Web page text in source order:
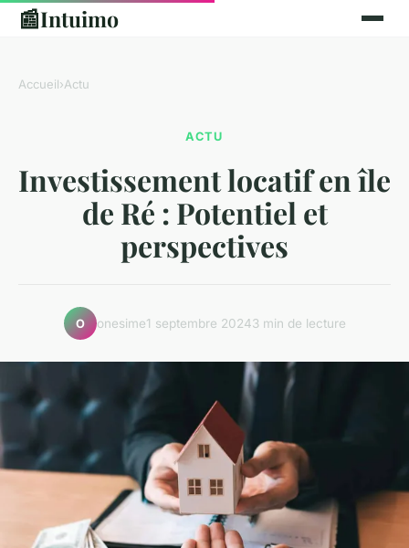
📰Intuimo
Accueil›Actu
ACTU
Investissement locatif en île
de Ré : Potentiel et
perspectives
O onesime1 septembre 20243 min de lecture